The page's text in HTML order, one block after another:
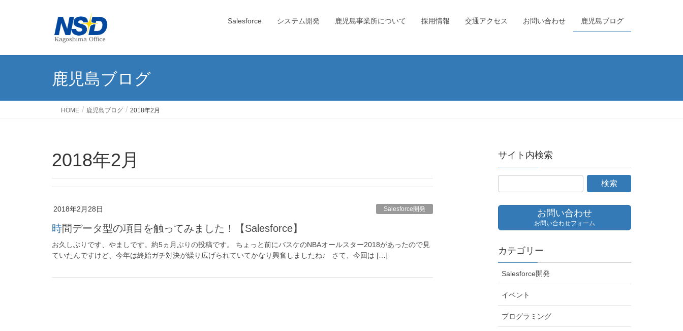
Salesforce システム開発 鹿児島事業所について 採用情報 交通アクセス お問い合わせ 鹿児島ブログ
鹿児島ブログ
HOME 鹿児島ブログ 2018年2月
2018年2月
2018年2月28日 Salesforce開発
時間データ型の項目を触ってみました！【Salesforce】
お久しぶりです、やましです。約5ヵ月ぶりの投稿です。 ちょっと前にバスケのNBAオールスター2018があったので見
ていたんですけど、今年は終始ガチ対決が繰り広げられていてかなり興奮しましたね♪ さて、今回は […]
サイト内検索
お問い合わせ
お問い合わせフォーム
カテゴリー
Salesforce開発
イベント
プログラミング